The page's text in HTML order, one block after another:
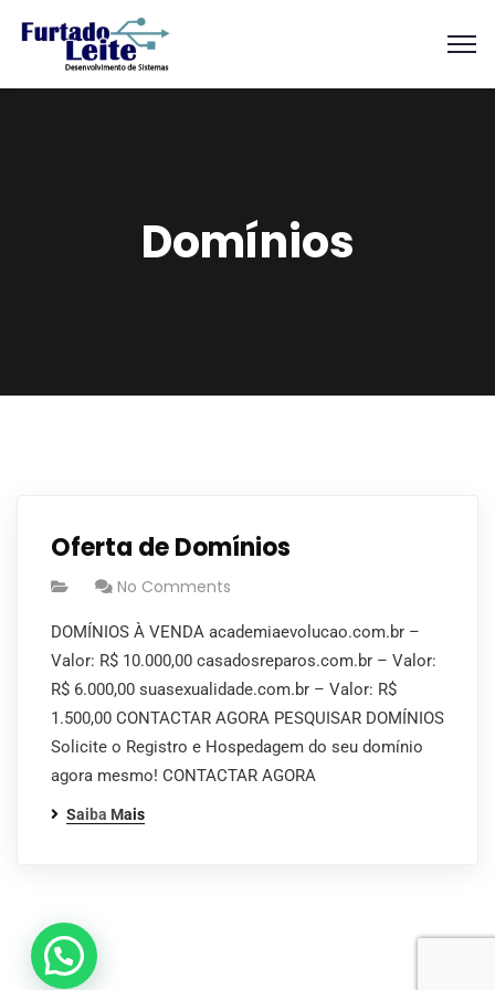
Domínios
Oferta de Domínios
No Comments
DOMÍNIOS À VENDA academiaevolucao.com.br –
Valor: R$ 10.000,00 casadosreparos.com.br – Valor:
R$ 6.000,00 suasexualidade.com.br – Valor: R$
1.500,00 CONTACTAR AGORA PESQUISAR DOMÍNIOS
Solicite o Registro e Hospedagem do seu domínio
agora mesmo! CONTACTAR AGORA
Saiba Mais